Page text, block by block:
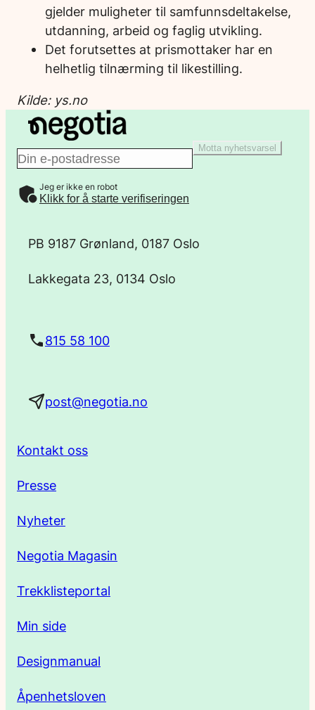
gjelder muligheter til samfunnsdeltakelse,
utdanning, arbeid og faglig utvikling.
Det forutsettes at prismottaker har en
helhetlig tilnærming til likestilling.
Kilde: ys.no
E
-
Motta nyhetsvarsel
Jeg er ikke en robot
Klikk for å starte verifiseringen
PB 9187 Grønland, 0187 Oslo
Lakkegata 23, 0134 Oslo
815 58 100
post@negotia.no
Kontakt oss
Presse
Nyheter
Negotia Magasin
Trekklisteportal
Min side
Designmanual
Åpenhetsloven